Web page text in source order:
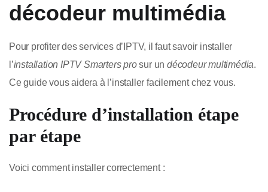
décodeur multimédia
Pour profiter des services d’IPTV, il faut savoir installer
l’installation IPTV Smarters prosur undécodeur multimédia.
Ce guide vous aidera à l’installer facilement chez vous.
Procédure d’installation étape
par étape
Voici comment installer correctement :